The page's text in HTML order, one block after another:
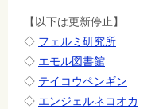
【以下は更新停止】
◇ フェルミ研究所
◇ エモル図書館
◇ テイコウペンギン
◇ エンジェルネコオカ